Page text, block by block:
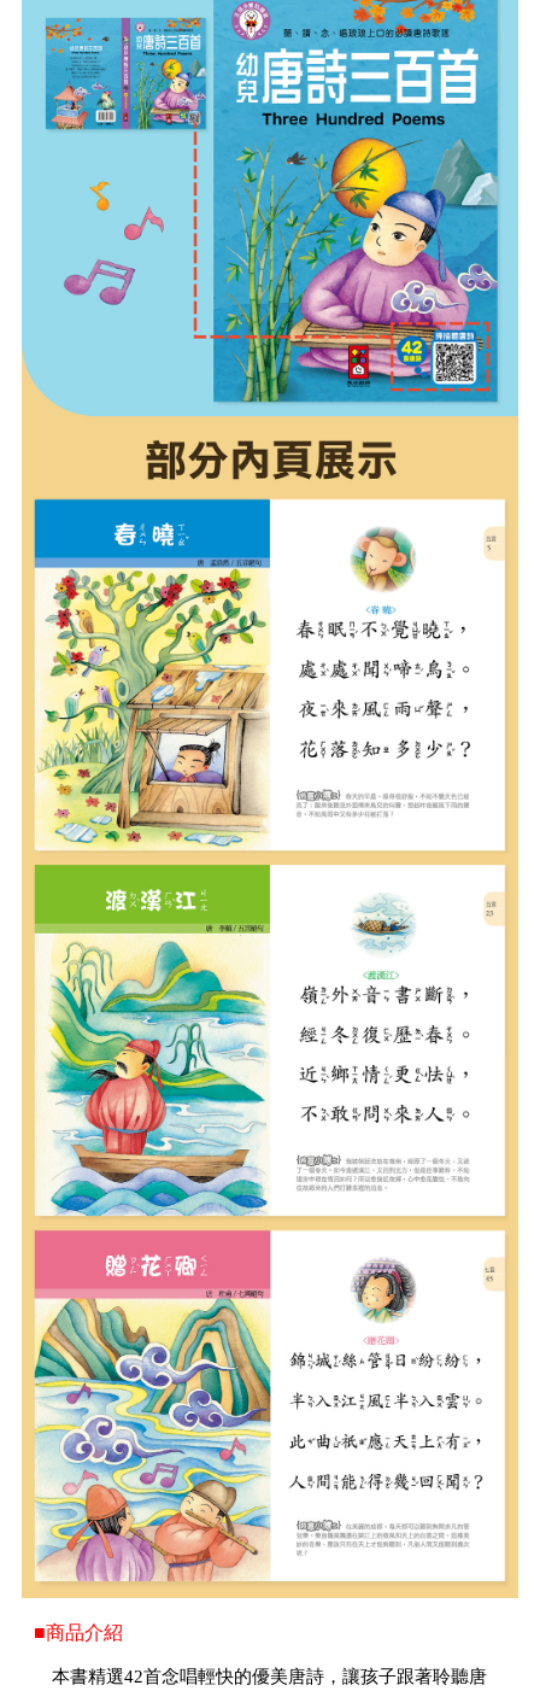
■商品介紹
本書精選42首念唱輕快的優美唐詩，讓孩子跟著聆聽唐